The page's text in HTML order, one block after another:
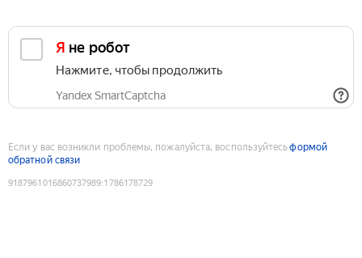
Я не робот
Нажмите, чтобы продолжить
Yandex SmartCaptcha
Если у вас возникли проблемы, пожалуйста, воспользуйтесьформой
обратной связи
9187961016860737989:1786178729